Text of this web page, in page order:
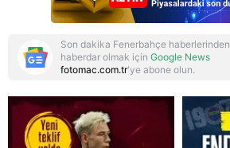
Reddet
Son dakika Fenerbahçe haberlerinden
haberdar olmak için Google News
fotomac.com.tr'ye abone olun.